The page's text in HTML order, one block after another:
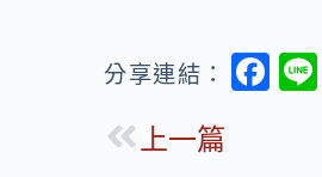
分享連結：
F
上一篇